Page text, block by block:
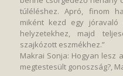
túléléshez. Apró, finom
miként kezd egy
helyzetekhez, majd
szajkózott eszmékhez.”
Makrai Sonja: Hogyan lesz
megtestesült gonoszság?,